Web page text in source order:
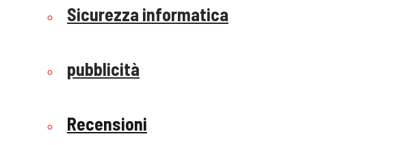
Sicurezza informatica
pubblicità
Recensioni